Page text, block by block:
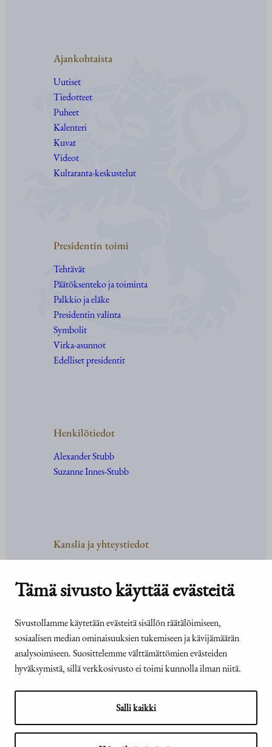
Tämä sivusto käyttää evästeitä
Sivustollamme käytetään evästeitä sisällön räätälöimiseen,
sosiaalisen median ominaisuuksien tukemiseen ja kävijämäärän
analysoimiseen. Suosittelemme välttämättömien evästeiden
hyväksymistä, sillä verkkosivusto ei toimi kunnolla ilman niitä.
Salli kaikki
Ajankohtaista
Uutiset
Tiedotteet
Puheet
Kalenteri
Kuvat
Videot
Kultaranta-keskustelut
Presidentin toimi
Tehtävät
Päätöksenteko ja toiminta
Palkkio ja eläke
Presidentin valinta
Symbolit
Virka-asunnot
Edelliset presidentit
Henkilötiedot
Alexander Stubb
Suzanne Innes-Stubb
Kanslia ja yhteystiedot
Tehtävät ja organisaatio
Medialle
© Tasavallan presidentin
kanslia 2026
Presidentti.fi-sivuston
saavutettavuusseloste